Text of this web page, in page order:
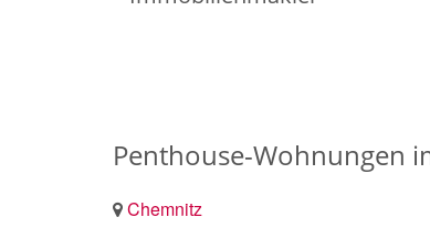
Penthouse-Wohnungen
Chemnitz